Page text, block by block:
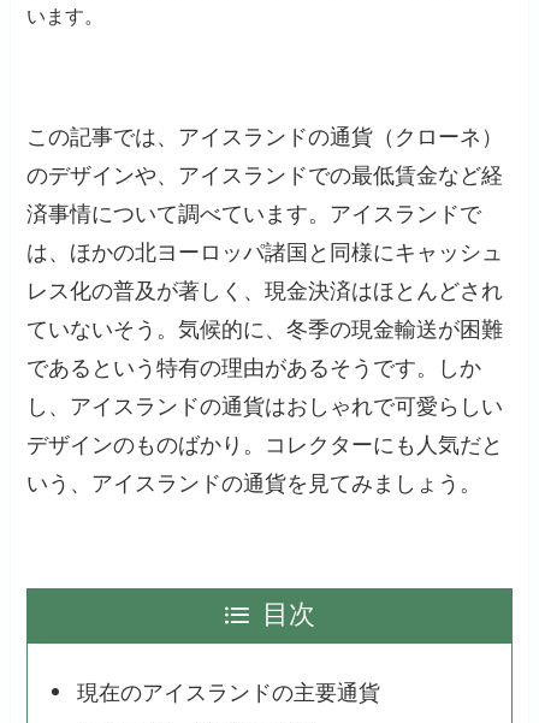
います。
この記事では、アイスランドの通貨（クローネ）
のデザインや、アイスランドでの最低賃金など経
済事情について調べています。アイスランドで
は、ほかの北ヨーロッパ諸国と同様にキャッシュ
レス化の普及が著しく、現金決済はほとんどされ
ていないそう。気候的に、冬季の現金輸送が困難
であるという特有の理由があるそうです。しか
し、アイスランドの通貨はおしゃれで可愛らしい
デザインのものばかり。コレクターにも人気だと
いう、アイスランドの通貨を見てみましょう。
目次
現在のアイスランドの主要通貨